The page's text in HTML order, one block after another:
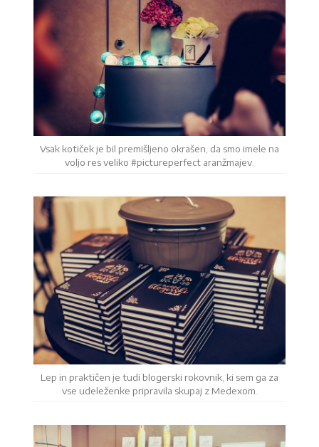
Vsak kotiček je bil premišljeno okrašen, da smo imele na
voljo res veliko #pictureperfect aranžmajev.
Lep in praktičen je tudi blogerski rokovnik, ki sem ga za
vse udeleženke pripravila skupaj z Medexom.